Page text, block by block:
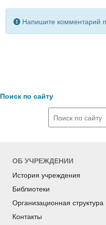
Напишите комментарий
Поиск по сайту
ОБ УЧРЕЖДЕНИИ
История учреждения
Библиотеки
Организационная структура
Контакты